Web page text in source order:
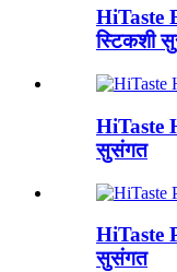
HiTaste
स्टिकशी
HiTaste
सुसंगत
HiTaste
सुसंगत